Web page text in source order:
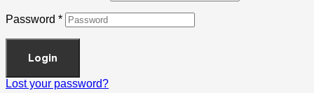
Password *
Login
Lost your password?